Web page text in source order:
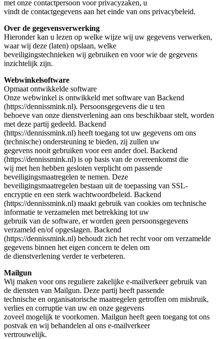
met onze contactpersoon voor privacyzaken, u
vindt de contactgegevens aan het einde van ons privacybeleid.
Over de gegevensverwerking
Hieronder kan u lezen op welke wijze wij uw gegevens verwerken,
waar wij deze (laten) opslaan, welke
beveiligingstechnieken wij gebruiken en voor wie de gegevens
inzichtelijk zijn.
Webwinkelsoftware
Opmaat ontwikkelde software
Onze webwinkel is ontwikkeld met software van Backend
(https://dennissmink.nl). Persoonsgegevens die u ten
behoeve van onze dienstverlening aan ons beschikbaar stelt, worden
met deze partij gedeeld. Backend
(https://dennissmink.nl) heeft toegang tot uw gegevens om ons
(technische) ondersteuning te bieden, zij zullen uw
gegevens nooit gebruiken voor een ander doel. Backend
(https://dennissmink.nl) is op basis van de overeenkomst die
wij met hen hebben gesloten verplicht om passende
beveiligingsmaatregelen te nemen. Deze
beveiligingsmaatregelen bestaan uit de toepassing van SSL-
encryptie en een sterk wachtwoordbeleid. Backend
(https://dennissmink.nl) maakt gebruik van cookies om technische
informatie te verzamelen met betrekking tot uw
gebruik van de software, er worden geen persoonsgegevens
verzameld en/of opgeslagen. Backend
(https://dennissmink.nl) behoudt zich het recht voor om verzamelde
gegevens binnen het eigen concern te delen om
de dienstverlening verder te verbeteren.
Mailgun
Wij maken voor ons reguliere zakelijke e-mailverkeer gebruik van
de diensten van Mailgun. Deze partij heeft passende
technische en organisatorische maatregelen getroffen om misbruik,
verlies en corruptie van uw en onze gegevens
zoveel mogelijk te voorkomen. Mailgun heeft geen toegang tot ons
postvak en wij behandelen al ons e-mailverkeer
vertrouwelijk.